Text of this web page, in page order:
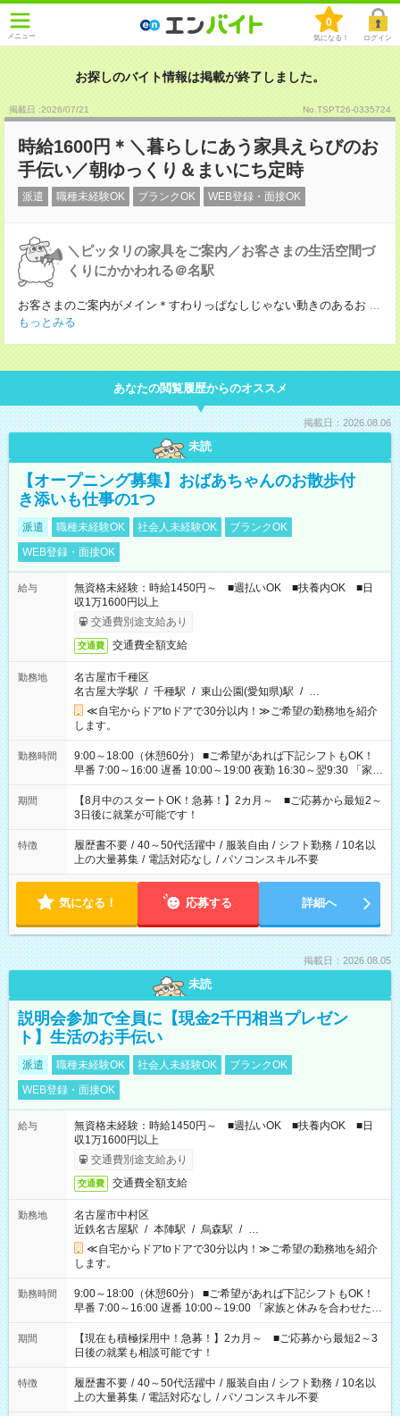
メニュー
0
気になる！ ログイン
お探しのバイト情報は掲載が終了しました。
掲載日 :2026/07/21 No.TSPT26-0335724
時給1600円＊＼暮らしにあう家具えらびのお
手伝い／朝ゆっくり＆まいにち定時
派遣 職種未経験OK ブランクOK WEB登録・面接OK
＼ピッタリの家具をご案内／お客さまの生活空間づ
くりにかかわれる＠名駅
お客さまのご案内がメイン＊すわりっぱなしじゃない動きのあるお ...
もっとみる
あなたの閲覧履歴からのオススメ
掲載日：2026.08.06
未読
【オープニング募集】おばあちゃんのお散歩付
き添いも仕事の1つ
派遣 職種未経験OK 社会人未経験OK
ブランクOK
WEB登録・面接OK
給与
無資格未経験：時給1450円～ ■週払いOK ■扶養内OK ■日
収1万1600円以上
交通費別途支給あり
交通費 交通費全額支給
勤務地
名古屋市千種区
名古屋大学駅 / 千種駅 / 東山公園(愛知県)駅 / …
≪自宅からドアtoドアで30分以内！≫ご希望の勤務地を紹介
します。
勤務時間
9:00～18:00（休憩60分） ■ご希望があれば下記シフトもOK！
早番 7:00～16:00 遅番 10:00～19:00 夜勤 16:30～翌9:30 「家族
と休みを合わせたい」 「余裕を持って夕飯の準備がしたい」
「できれば残業はしたくない」 など、ご希望を教えてください
ね。 ※Wワーク希望の方へ 今ご覧のお仕事で希望する勤務時間
と、もう1つのお仕事の勤務時間。 合計で週40時間を超える場
合は応募できません。
期間
【8月中のスタートOK！急募！】2カ月～ ■ご応募から最短2～
3日後に就業が可能です！
特徴 履歴書不要 / 40～50代活躍中 / 服装自由 / シフト勤務 / 10名以
上の大量募集 / 電話対応なし / パソコンスキル不要
気になる！ 応募する 詳細へ
掲載日：2026.08.05
未読
説明会参加で全員に【現金2千円相当プレゼン
ト】生活のお手伝い
派遣 職種未経験OK 社会人未経験OK
ブランクOK
WEB登録・面接OK
給与
無資格未経験：時給1450円～ ■週払いOK ■扶養内OK ■日
収1万1600円以上
交通費別途支給あり
交通費 交通費全額支給
勤務地
名古屋市中村区
近鉄名古屋駅 / 本陣駅 / 烏森駅 / …
≪自宅からドアtoドアで30分以内！≫ご希望の勤務地を紹介
します。
勤務時間
9:00～18:00（休憩60分） ■ご希望があれば下記シフトもOK！
早番 7:00～16:00 遅番 10:00～19:00 「家族と休みを合わせた
い」 「余裕を持って夕飯の準備がしたい」 「できれば残業はし
たくない」 など、ご希望を教えてくださいね。 ※Wワーク希望
の方へ 今ご覧のお仕事で希望する勤務時間と、もう1つのお仕事
の勤務時間。 合計で週40時間を超える場合は応募できません。
期間
【現在も積極採用中！急募！】2カ月～ ■ご応募から最短2～3
日後の就業も相談可能です！
特徴 履歴書不要 / 40～50代活躍中 / 服装自由 / シフト勤務 / 10名以
上の大量募集 / 電話対応なし / パソコンスキル不要